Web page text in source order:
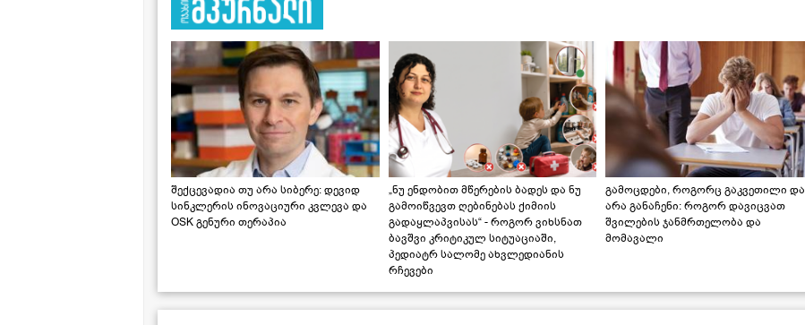
შექცევადია თუ არა სიბერე: დევიდ
სინკლერის ინოვაციური კვლევა და
OSK გენური თერაპია
„ნუ ენდობით მწერების ბადეს და ნუ
გამოიწვევთ ღებინებას ქიმიის
გადაყლაპვისას“ - როგორ ვიხსნათ
ბავშვი კრიტიკულ სიტუაციაში,
პედიატრ სალომე ახვლედიანის
რჩევები
გამოცდები, როგორც გაკვეთილი და
არა განაჩენი: როგორ დავიცვათ
შვილების ჯანმრთელობა და
მომავალი